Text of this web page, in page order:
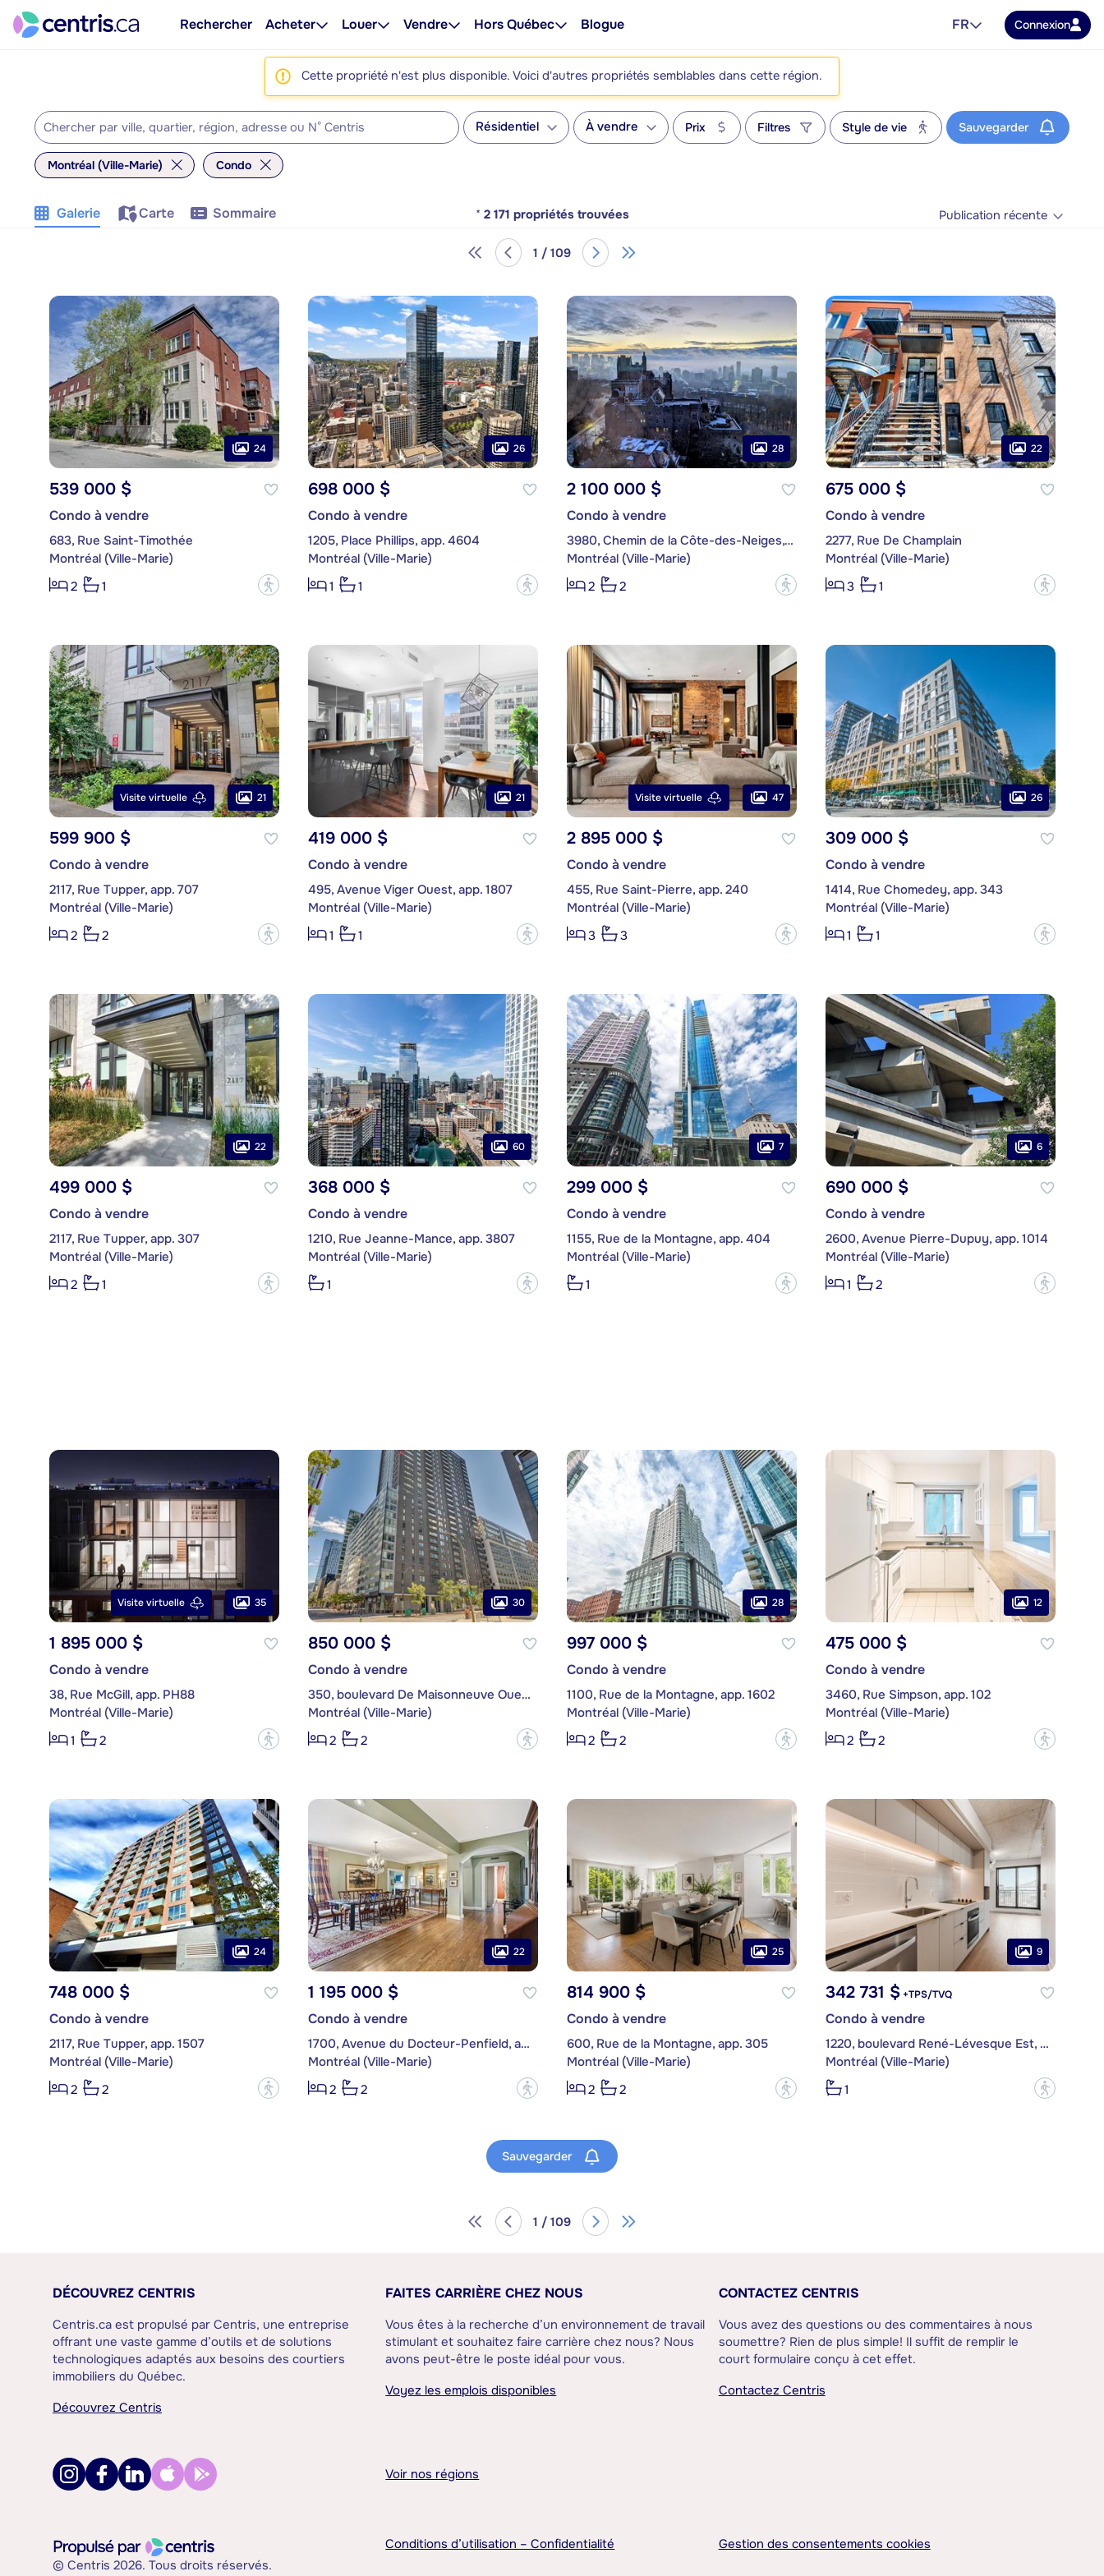
Rechercher Acheter Louer Vendre Hors Québec Blogue FR Connexion
Cette propriété n'est plus disponible. Voici d'autres propriétés semblables dans cette région.
Résidentiel À vendre Prix Filtres Style de vie Sauvegarder
Montréal (Ville-Marie) Condo
Galerie Carte Sommaire * 2 171 propriétés trouvées Publication récente
1 / 109
24
539 000 $
Condo à vendre
683, Rue Saint-Timothée
Montréal (Ville-Marie)
2
1 ?
26
698 000 $
Condo à vendre
1205, Place Phillips, app. 4604
Montréal (Ville-Marie)
1
1 ?
28
2 100 000 $
Condo à vendre
3980, Chemin de la Côte-des-Neiges, app. B96
Montréal (Ville-Marie)
2
2 ?
22
675 000 $
Condo à vendre
2277, Rue De Champlain
Montréal (Ville-Marie)
3
1 ?
Visite virtuelle 21
599 900 $
Condo à vendre
2117, Rue Tupper, app. 707
Montréal (Ville-Marie)
2
2 ?
21
419 000 $
Condo à vendre
495, Avenue Viger Ouest, app. 1807
Montréal (Ville-Marie)
1
1 ?
Visite virtuelle 47
2 895 000 $
Condo à vendre
455, Rue Saint-Pierre, app. 240
Montréal (Ville-Marie)
3
3 ?
26
309 000 $
Condo à vendre
1414, Rue Chomedey, app. 343
Montréal (Ville-Marie)
1
1 ?
22
499 000 $
Condo à vendre
2117, Rue Tupper, app. 307
Montréal (Ville-Marie)
2
1 ?
60
368 000 $
Condo à vendre
1210, Rue Jeanne-Mance, app. 3807
Montréal (Ville-Marie)
1
?
7
299 000 $
Condo à vendre
1155, Rue de la Montagne, app. 404
Montréal (Ville-Marie)
1
?
6
690 000 $
Condo à vendre
2600, Avenue Pierre-Dupuy, app. 1014
Montréal (Ville-Marie)
1
2 ?
Visite virtuelle 35
1 895 000 $
Condo à vendre
38, Rue McGill, app. PH88
Montréal (Ville-Marie)
1
2 ?
30
850 000 $
Condo à vendre
350, boulevard De Maisonneuve Ouest, app. 1607
Montréal (Ville-Marie)
2
2 ?
28
997 000 $
Condo à vendre
1100, Rue de la Montagne, app. 1602
Montréal (Ville-Marie)
2
2 ?
12
475 000 $
Condo à vendre
3460, Rue Simpson, app. 102
Montréal (Ville-Marie)
2
2 ?
24
748 000 $
Condo à vendre
2117, Rue Tupper, app. 1507
Montréal (Ville-Marie)
2
2 ?
22
1 195 000 $
Condo à vendre
1700, Avenue du Docteur-Penfield, app. 47
Montréal (Ville-Marie)
2
2 ?
25
814 900 $
Condo à vendre
600, Rue de la Montagne, app. 305
Montréal (Ville-Marie)
2
2 ?
9
342 731 $+TPS/TVQ
Condo à vendre
1220, boulevard René-Lévesque Est, app. 813
Montréal (Ville-Marie)
1
?
Sauvegarder
1 / 109
DÉCOUVREZ CENTRIS
Centris.ca est propulsé par Centris, une entreprise
offrant une vaste gamme d’outils et de solutions
technologiques adaptés aux besoins des courtiers
immobiliers du Québec.
Découvrez Centris
FAITES CARRIÈRE CHEZ NOUS
Vous êtes à la recherche d’un environnement de travail
stimulant et souhaitez faire carrière chez nous? Nous
avons peut-être le poste idéal pour vous.
Voyez les emplois disponibles
CONTACTEZ CENTRIS
Vous avez des questions ou des commentaires à nous
soumettre? Rien de plus simple! Il suffit de remplir le
court formulaire conçu à cet effet.
Contactez Centris
Voir nos régions
© Centris 2026. Tous droits réservés.
Conditions d’utilisation – Confidentialité Gestion des consentements cookies